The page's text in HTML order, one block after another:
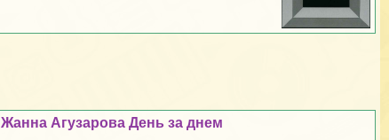
Жанна Агузарова День за днем